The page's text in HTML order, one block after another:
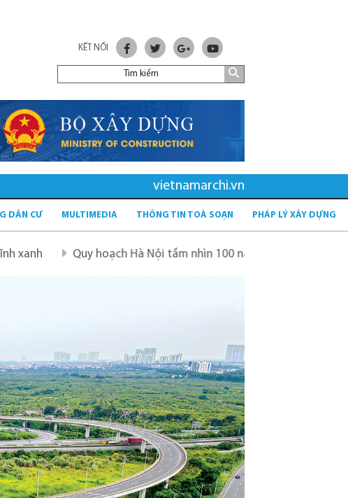
KẾT NỐI
vietnamarchi.vn
DÂN CƯ MULTIMEDIA THÔNG TIN TOÀ SOẠN PHÁP LÝ XÂY DỰNG
hoạch Hà Nội tầm nhìn 100 năm Quy hoạch mới sau sáp